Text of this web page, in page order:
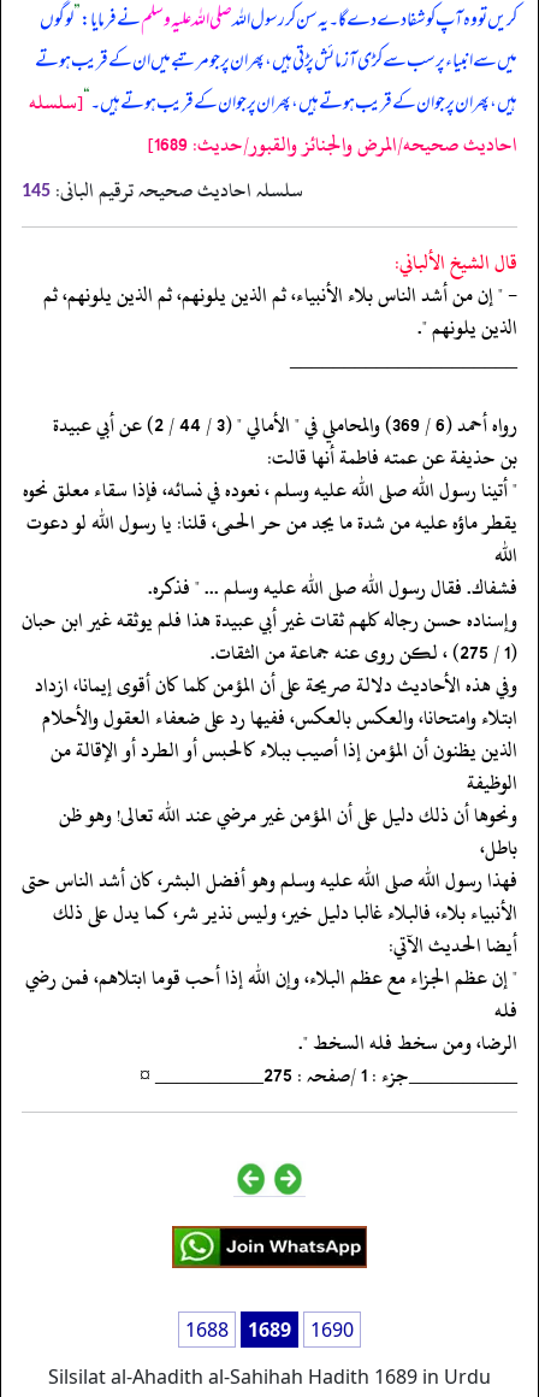
کریں تو وہ آپ کو شفا دے دے گا۔ یہ سن کر رسول اللہصلی اللہ علیہ وسلمنے فرمایا:”لوگوں
میں سے انبیاء پر سب سے کڑی آزمائش پڑتی ہیں، پھر ان پر جو مرتبے میں ان کے قریب ہوتے
ہیں، پھر ان پر جو ان کے قریب ہوتے ہیں، پھر ان پر جو ان کے قریب ہوتے ہیں۔“[سلسله
احاديث صحيحه/المرض والجنائز والقبور/حدیث: 1689]
سلسلہ احادیث صحیحہ ترقیم البانی: 145
قال الشيخ الألباني:
- " إن من أشد الناس بلاء الأنبياء، ثم الذين يلونهم، ثم الذين يلونهم، ثم
الذين يلونهم ".
‏‏‏‏_____________________
‏‏‏‏رواه أحمد (6 / 369) والمحاملي في " الأمالي " (3 / 44 / 2) عن أبي عبيدة
‏‏‏‏بن حذيفة عن عمته فاطمة أنها قالت:
‏‏‏‏" أتينا رسول الله صلى الله عليه وسلم ، نعوده في نسائه، فإذا سقاء معلق نحوه
‏‏‏‏يقطر ماؤه عليه من شدة ما يجد من حر الحمى، قلنا: يا رسول الله لو دعوت
الله
‏‏‏‏فشفاك. فقال رسول الله صلى الله عليه وسلم ... " فذكره.
‏‏‏‏وإسناده حسن رجاله كلهم ثقات غير أبي عبيدة هذا فلم يوثقه غير ابن حبان
‏‏‏‏(1 / 275) ، لكن روى عنه جماعة من الثقات.
‏‏‏‏وفي هذه الأحاديث دلالة صريحة على أن المؤمن كلما كان أقوى إيمانا، ازداد
‏‏‏‏ابتلاء وامتحانا، والعكس بالعكس، ففيها رد على ضعفاء العقول والأحلام
‏‏‏‏الذين يظنون أن المؤمن إذا أصيب ببلاء كالحبس أو الطرد أو الإقالة من
الوظيفة
‏‏‏‏ونحوها أن ذلك دليل على أن المؤمن غير مرضي عند الله تعالى! وهو ظن
باطل،
‏‏‏‏فهذا رسول الله صلى الله عليه وسلم وهو أفضل البشر، كان أشد الناس حتى
‏‏‏‏الأنبياء بلاء، فالبلاء غالبا دليل خير، وليس نذير شر، كما يدل على ذلك
‏‏‏‏أيضا الحديث الآتي:
‏‏‏‏" إن عظم الجزاء مع عظم البلاء، وإن الله إذا أحب قوما ابتلاهم، فمن رضي
فله
‏‏‏‏الرضا، ومن سخط فله السخط ".
‏‏‏‏__________جزء : 1 /صفحہ : 275__________ ¤
1688 1689
1690
Silsilat al-Ahadith al-Sahihah Hadith 1689 in Urdu